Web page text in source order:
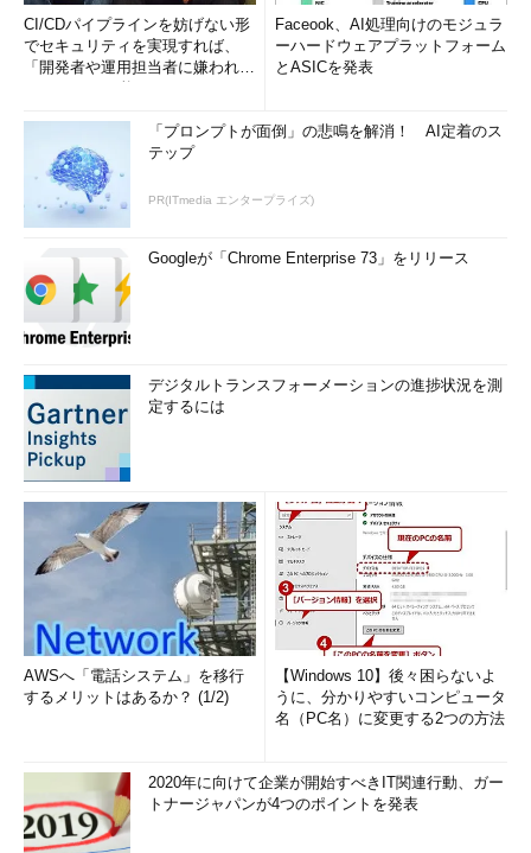
CI/CDパイプラインを妨げない形
でセキュリティを実現すれば、
「開発者や運用担当者に嫌われな
Faceook、AI処理向けのモジュラ
ーハードウェアプラットフォーム
とASICを発表
「プロンプトが面倒」の悲鳴を解消！ AI定着のス
テップ
PR(ITmedia エンタープライズ)
Googleが「Chrome Enterprise 73」をリリース
デジタルトランスフォーメーションの進捗状況を測
定するには
AWSへ「電話システム」を移行
するメリットはあるか？ (1/2)
【Windows 10】後々困らないよ
うに、分かりやすいコンピュータ
名（PC名）に変更する2つの方法
2020年に向けて企業が開始すべきIT関連行動、ガー
トナージャパンが4つのポイントを発表